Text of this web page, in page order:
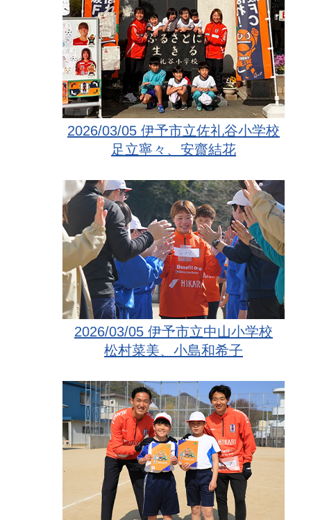
2026/03/05 伊予市立佐礼谷小学校
足立寧々、安齋結花
2026/03/05 伊予市立中山小学校
松村菜美、小島和希子